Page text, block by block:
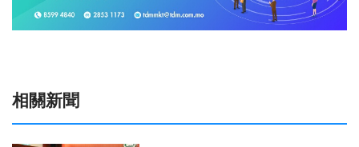
相關新聞